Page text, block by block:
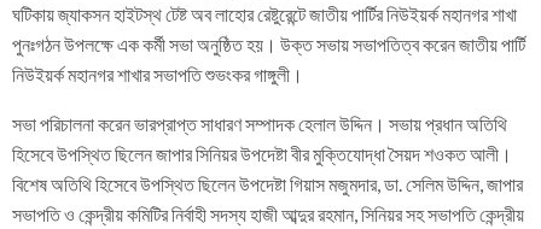
ঘটিকায় জ্যাকসন হাইটস্থ টেষ্ট অব লাহোর রেষ্টুরেন্টে জাতীয় পার্টির নিউইয়র্ক মহানগর শাখা
পুনঃগঠন উপলক্ষে এক কর্মী সভা অনুষ্ঠিত হয়। উক্ত সভায় সভাপতিত্ব করেন জাতীয় পার্টি
নিউইয়র্ক মহানগর শাখার সভাপতি শুভংকর গাঙ্গুলী।
সভা পরিচালনা করেন ভারপ্রাপ্ত সাধারণ সম্পাদক হেলাল উদ্দিন। সভায় প্রধান অতিথি
হিসেবে উপস্থিত ছিলেন জাপার সিনিয়র উপদেষ্টা বীর মুক্তিযোদ্ধা সৈয়দ শওকত আলী।
বিশেষ অতিথি হিসেবে উপস্থিত ছিলেন উপদেষ্টা গিয়াস মজুমদার, ডা. সেলিম উদ্দিন, জাপার
সভাপতি ও কেন্দ্রীয় কমিটির নির্বাহী সদস্য হাজী আব্দুর রহমান, সিনিয়র সহ সভাপতি কেন্দ্রীয়